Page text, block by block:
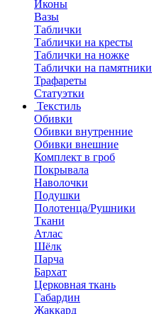
Иконы
Вазы
Таблички
Таблички на кресты
Таблички на ножке
Таблички на памятники
Трафареты
Статуэтки
Текстиль
Обивки
Обивки внутренние
Обивки внешние
Комплект в гроб
Покрывала
Наволочки
Подушки
Полотенца/Рушники
Ткани
Атлас
Шёлк
Парча
Бархат
Церковная ткань
Габардин
Жаккард